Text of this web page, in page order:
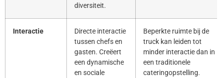
diversiteit.
Interactie
Directe interactie
tussen chefs en
gasten. Creëert
een dynamische
en sociale
Beperkte ruimte bij de
truck kan leiden tot
minder interactie dan in
een traditionele
cateringopstelling.